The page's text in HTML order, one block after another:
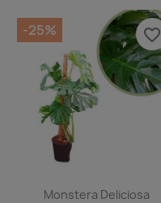
Monstera Deliciosa
-25% favorite_border